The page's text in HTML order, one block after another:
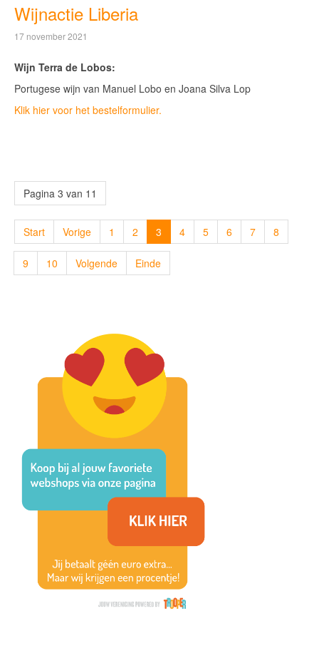
Wijnactie Liberia
17 november 2021
Wijn Terra de Lobos:
Portugese wijn van Manuel Lobo en Joana Silva Lop
Klik hier voor het bestelformulier.
Pagina 3 van 11
Start Vorige 1 2 3 4 5 6 7 8
9 10 Volgende Einde